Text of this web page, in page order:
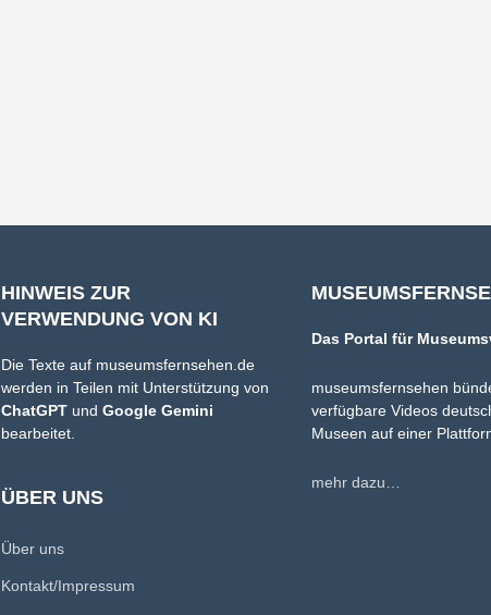
HINWEIS ZUR
VERWENDUNG VON KI
Die Texte auf museumsfernsehen.de
werden in Teilen mit Unterstützung von
ChatGPT und Google Gemini
bearbeitet.
ÜBER UNS
Über uns
Kontakt/Impressum
Das Portal für
museumsfernsehen
verfügbare Videos
Museen auf einer
mehr dazu…